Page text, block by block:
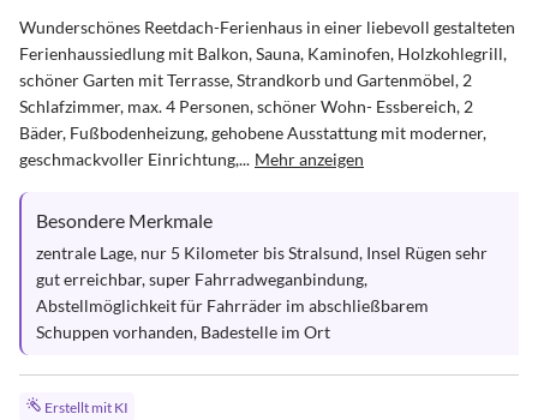
Wunderschönes Reetdach-Ferienhaus in einer liebevoll gestalteten
Ferienhaussiedlung mit Balkon, Sauna, Kaminofen, Holzkohlegrill,
schöner Garten mit Terrasse, Strandkorb und Gartenmöbel, 2
Schlafzimmer, max. 4 Personen, schöner Wohn- Essbereich, 2
Bäder, Fußbodenheizung, gehobene Ausstattung mit moderner,
geschmackvoller Einrichtung,... Mehr anzeigen
Besondere Merkmale
zentrale Lage, nur 5 Kilometer bis Stralsund, Insel Rügen sehr
gut erreichbar, super Fahrradweganbindung,
Abstellmöglichkeit für Fahrräder im abschließbarem
Schuppen vorhanden, Badestelle im Ort
Erstellt mit KI